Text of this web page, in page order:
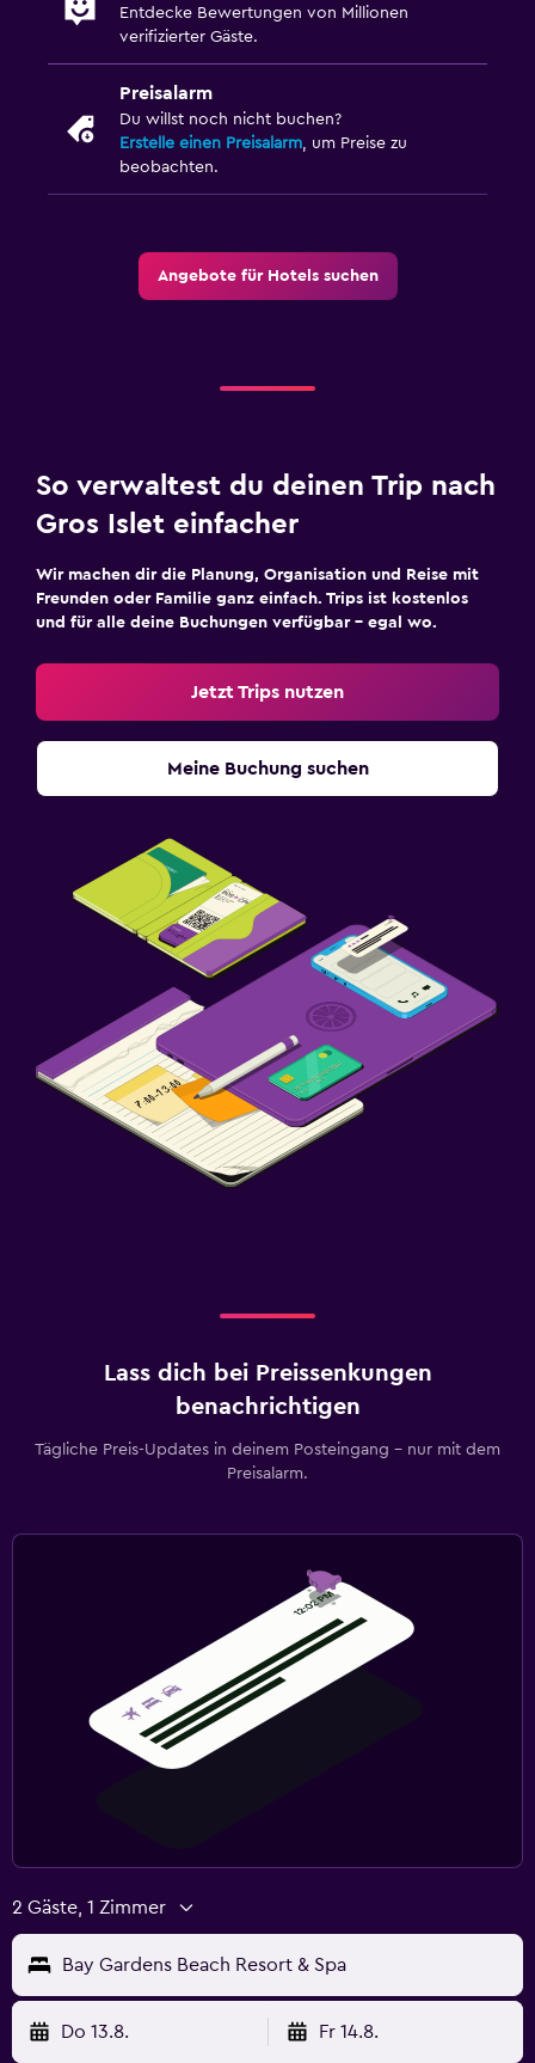
Entdecke Bewertungen von Millionen
verifizierter Gäste.
Preisalarm
Du willst noch nicht buchen?
Erstelle einen Preisalarm , um Preise zu
beobachten.
Angebote für Hotels suchen
So verwaltest du deinen Trip nach
Gros Islet einfacher
Wir machen dir die Planung, Organisation und Reise mit
Freunden oder Familie ganz einfach. Trips ist kostenlos
und für alle deine Buchungen verfügbar – egal wo.
Jetzt Trips nutzen
Meine Buchung suchen
Lass dich bei Preissenkungen
benachrichtigen
Tägliche Preis-Updates in deinem Posteingang – nur mit dem
Preisalarm.
2 Gäste, 1 Zimmer
Bay Gardens Beach Resort & Spa
Do 13.8. Fr 14.8.